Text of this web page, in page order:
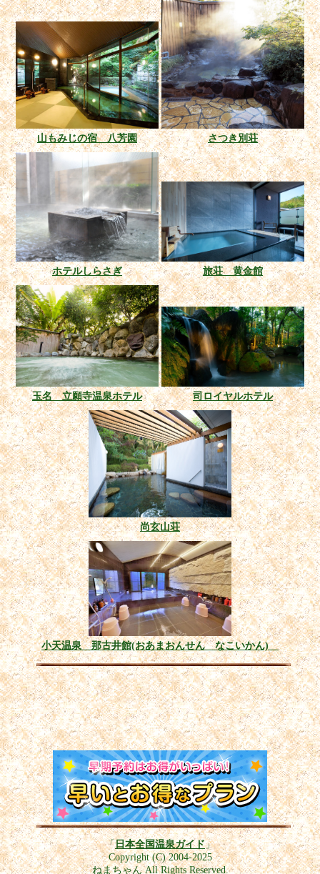
山もみじの宿 八芳園 さつき別荘
ホテルしらさぎ 旅荘 黄金館
玉名 立願寺温泉ホテル 司ロイヤルホテル
尚玄山荘
小天温泉 那古井館(おあまおんせん なこいかん)
「日本全国温泉ガイド」
Copyright (C) 2004-2025
ねまちゃん All Rights Reserved.